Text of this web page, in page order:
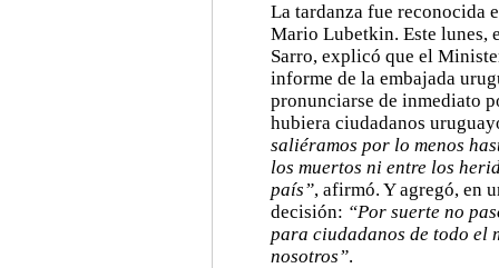
La tardanza fue reconocida
Mario Lubetkin. Este lunes,
Sarro, explicó que el
informe de la embajada
pronunciarse de inmediato
hubiera ciudadanos
saliéramos por lo menos
los muertos ni entre los
país”, afirmó. Y agregó, en
decisión: “Por suerte no
para ciudadanos de todo el
nosotros”.